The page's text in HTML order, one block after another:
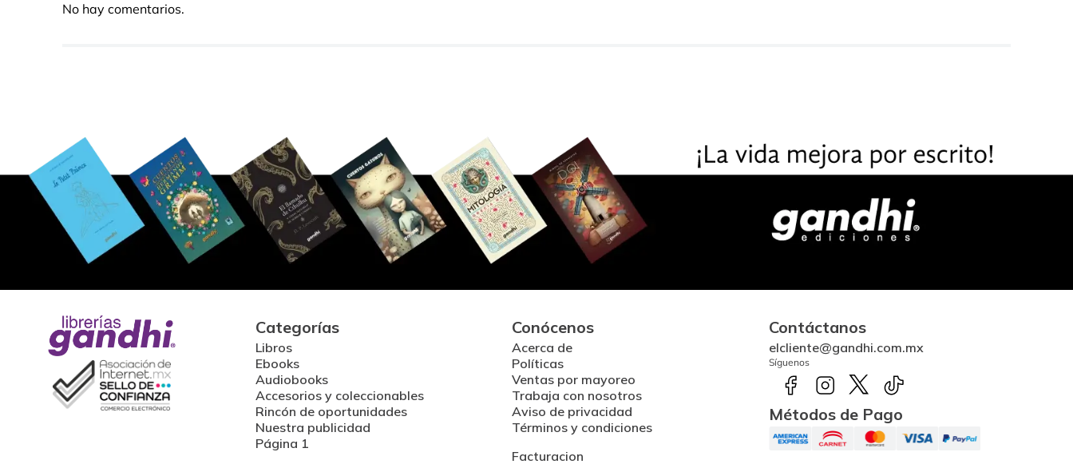
No hay comentarios.
Categorías
Libros
Ebooks
Audiobooks
Accesorios y coleccionables
Rincón de oportunidades
Nuestra publicidad
Página 1
Conócenos
Acerca de
Políticas
Ventas por mayoreo
Trabaja con nosotros
Aviso de privacidad
Términos y condiciones
Facturacion
Contáctanos
elcliente@gandhi.com.mx
Síguenos
Métodos de Pago